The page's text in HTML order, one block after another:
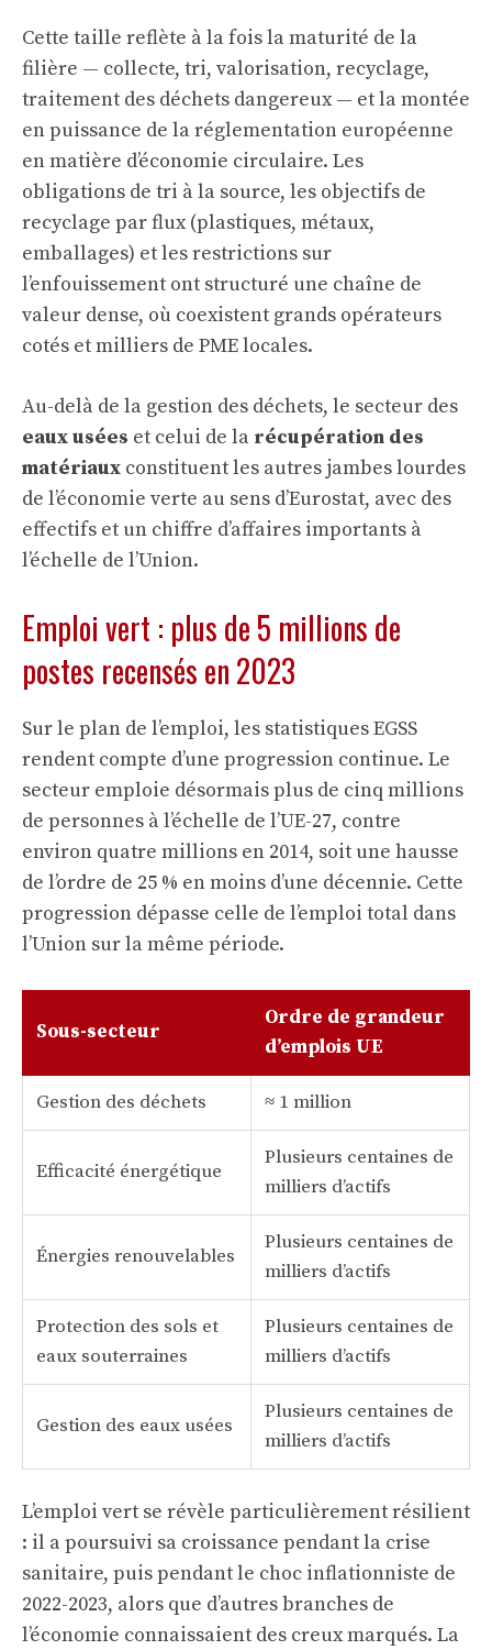
Cette taille reflète à la fois la maturité de la
filière — collecte, tri, valorisation, recyclage,
traitement des déchets dangereux — et la montée
en puissance de la réglementation européenne
en matière d’économie circulaire. Les
obligations de tri à la source, les objectifs de
recyclage par flux (plastiques, métaux,
emballages) et les restrictions sur
l’enfouissement ont structuré une chaîne de
valeur dense, où coexistent grands opérateurs
cotés et milliers de PME locales.
Au-delà de la gestion des déchets, le secteur des
eaux usées et celui de la récupération des
matériaux constituent les autres jambes lourdes
de l’économie verte au sens d’Eurostat, avec des
effectifs et un chiffre d’affaires importants à
l’échelle de l’Union.
Emploi vert : plus de 5 millions de
postes recensés en 2023
Sur le plan de l’emploi, les statistiques EGSS
rendent compte d’une progression continue. Le
secteur emploie désormais plus de cinq millions
de personnes à l’échelle de l’UE-27, contre
environ quatre millions en 2014, soit une hausse
de l’ordre de 25 % en moins d’une décennie. Cette
progression dépasse celle de l’emploi total dans
l’Union sur la même période.
Sous-secteur
Ordre de grandeur
d’emplois UE
Gestion des déchets ≈ 1 million
Efficacité énergétique
Plusieurs centaines de
milliers d’actifs
Énergies renouvelables
Plusieurs centaines de
milliers d’actifs
Protection des sols et
eaux souterraines
Plusieurs centaines de
milliers d’actifs
Gestion des eaux usées
Plusieurs centaines de
milliers d’actifs
L’emploi vert se révèle particulièrement résilient
: il a poursuivi sa croissance pendant la crise
sanitaire, puis pendant le choc inflationniste de
2022-2023, alors que d’autres branches de
l’économie connaissaient des creux marqués. La